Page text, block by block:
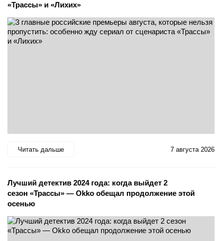
«Трассы» и «Лихих»
Читать дальше 7 августа 2026
Лучший детектив 2024 года: когда выйдет 2
сезон «Трассы» — Okko обещал продолжение этой
осенью